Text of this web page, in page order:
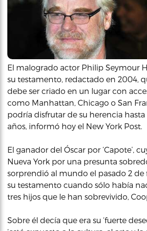
El malogrado actor Philip Seymour
su testamento, redactado en 2004,
debe ser criado en un lugar con
como Manhattan, Chicago o San
podría disfrutar de su herencia
años, informó hoy el New York Post.
El ganador del Óscar por ‘Capote’,
Nueva York por una presunta
sorprendió al mundo el pasado 2 de
su testamento cuando sólo había
tres hijos que le han sobrevivido,
Sobre él decía que era su ‘fuerte